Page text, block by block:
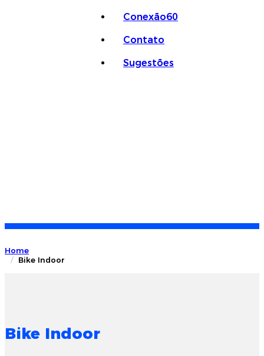
Conexão60
Contato
Sugestões
Home
Bike Indoor
Bike Indoor